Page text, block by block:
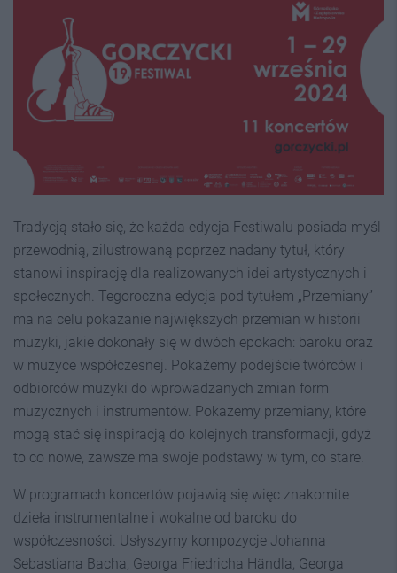
Tradycją stało się, że każda edycja Festiwalu posiada myśl
przewodnią, zilustrowaną poprzez nadany tytuł, który
stanowi inspirację dla realizowanych idei artystycznych i
społecznych. Tegoroczna edycja pod tytułem „Przemiany”
ma na celu pokazanie największych przemian w historii
muzyki, jakie dokonały się w dwóch epokach: baroku oraz
w muzyce współczesnej. Pokażemy podejście twórców i
odbiorców muzyki do wprowadzanych zmian form
muzycznych i instrumentów. Pokażemy przemiany, które
mogą stać się inspiracją do kolejnych transformacji, gdyż
to co nowe, zawsze ma swoje podstawy w tym, co stare.
W programach koncertów pojawią się więc znakomite
dzieła instrumentalne i wokalne od baroku do
współczesności. Usłyszymy kompozycje Johanna
Sebastiana Bacha, Georga Friedricha Händla, Georga